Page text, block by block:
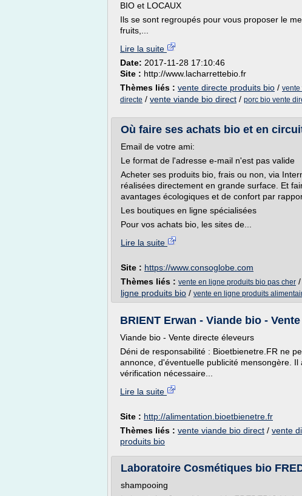
BIO et LOCAUX
Ils se sont regroupés pour vous proposer le
fruits,...
Lire la suite
Date: 2017-11-28 17:10:46
Site : http://www.lacharrettebio.fr
Thèmes liés : vente directe produits bio / vente
directe / vente viande bio direct / porc bio vente
Où faire ses achats bio et en
Email de votre ami:
Le format de l'adresse e-mail n'est pas valide
Acheter ses produits bio, frais ou non, via
réalisées directement en grande surface. Et
avantages écologiques et de confort par
Les boutiques en ligne spécialisées
Pour vos achats bio, les sites de...
Lire la suite
Site : https://www.consoglobe.com
Thèmes liés : vente en ligne produits bio pas cher /
ligne produits bio / vente en ligne produits
BRIENT Erwan - Viande bio -
Viande bio - Vente directe éleveurs
Déni de responsabilité : Bioetbienetre.FR ne
annonce, d'éventuelle publicité mensongère.
vérification nécessaire...
Lire la suite
Site : http://alimentation.bioetbienetre.fr
Thèmes liés : vente viande bio direct / vente
produits bio
Laboratoire Cosmétiques bio
shampooing